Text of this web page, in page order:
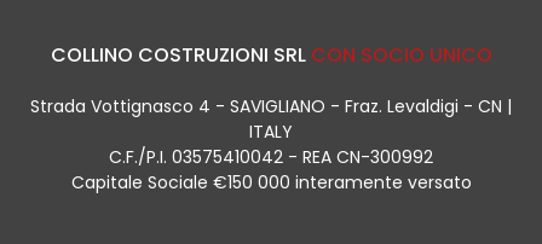
COLLINO COSTRUZIONI SRL CON SOCIO UNICO
Strada Vottignasco 4 - SAVIGLIANO - Fraz. Levaldigi - CN |
ITALY
C.F./P.I. 03575410042 - REA CN-300992
Capitale Sociale €150 000 interamente versato